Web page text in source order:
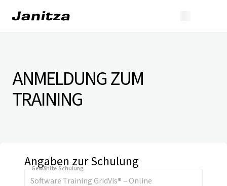
ANMELDUNG ZUM
TRAINING
Angaben zur Schulung
Gewählte Schulung